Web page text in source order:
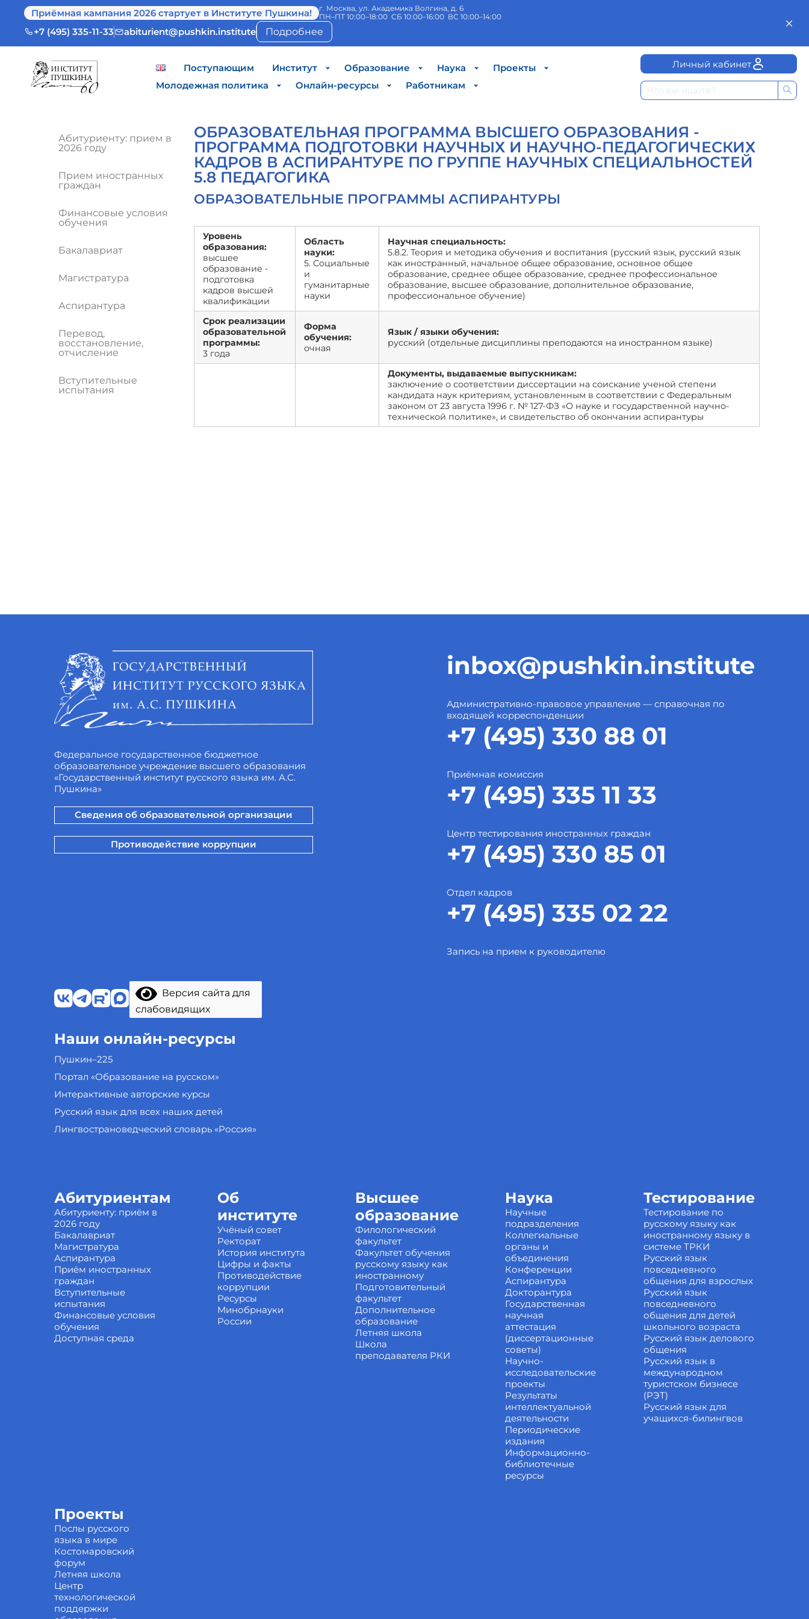
Приёмная кампания 2026 стартует в Институте Пушкина!
г. Москва, ул. Академика Волгина, д. 6
ПН–ПТ 10:00–18:00 СБ 10:00–16:00 ВС 10:00–14:00
+7 (495) 335-11-33 abiturient@pushkin.institute Подробнее
Поступающим Институт Образование Наука
Проекты
Молодежная политика
Онлайн-ресурсы Работникам
Личный кабинет
Абитуриенту: прием в
2026 году
Прием иностранных
граждан
Финансовые условия
обучения
Бакалавриат
Магистратура
Аспирантура
Перевод,
восстановление,
отчисление
Вступительные
испытания
ОБРАЗОВАТЕЛЬНАЯ ПРОГРАММА ВЫСШЕГО ОБРАЗОВАНИЯ -
ПРОГРАММА ПОДГОТОВКИ НАУЧНЫХ И НАУЧНО-ПЕДАГОГИЧЕСКИХ
КАДРОВ В АСПИРАНТУРЕ ПО ГРУППЕ НАУЧНЫХ СПЕЦИАЛЬНОСТЕЙ
5.8 ПЕДАГОГИКА
ОБРАЗОВАТЕЛЬНЫЕ ПРОГРАММЫ АСПИРАНТУРЫ
Уровень
образования:
высшее
образование -
подготовка
кадров высшей
квалификации
Область
науки:
5. Социальные
и
гуманитарные
науки
Научная специальность:
5.8.2. Теория и методика обучения и воспитания (русский язык, русский язык
как иностранный, начальное общее образование, основное общее
образование, среднее общее образование, среднее профессиональное
образование, высшее образование, дополнительное образование,
профессиональное обучение)
Срок реализации
образовательной
программы:
3 года
Форма
обучения:
очная
Язык / языки обучения:
русский (отдельные дисциплины преподаются на иностранном языке)
Документы, выдаваемые выпускникам:
заключение о соответствии диссертации на соискание ученой степени
кандидата наук критериям, установленным в соответствии с Федеральным
законом от 23 августа 1996 г. № 127-ФЗ «О науке и государственной научно-
технической политике», и свидетельство об окончании аспирантуры
Федеральное государственное бюджетное
образовательное учреждение высшего образования
«Государственный институт русского языка им. А.С.
Пушкина»
Сведения об образовательной организации
Противодействие коррупции
inbox@pushkin.institute
Административно-правовое управление — справочная по
входящей корреспонденции
+7 (495) 330 88 01
Приёмная комиссия
+7 (495) 335 11 33
Центр тестирования иностранных граждан
+7 (495) 330 85 01
Отдел кадров
+7 (495) 335 02 22
Запись на прием к руководителю
Версия сайта для
слабовидящих
Наши онлайн-ресурсы
Пушкин–225
Портал «Образование на русском»
Интерактивные авторские курсы
Русский язык для всех наших детей
Лингвострановедческий словарь «Россия»
Абитуриентам
Абитуриенту: приём в
2026 году
Бакалавриат
Магистратура
Аспирантура
Приём иностранных
граждан
Вступительные
испытания
Финансовые условия
обучения
Доступная среда
Об
институте
Учёный совет
Ректорат
История института
Цифры и факты
Противодействие
коррупции
Ресурсы
Минобрнауки
России
Высшее
образование
Филологический
факультет
Факультет обучения
русскому языку как
иностранному
Подготовительный
факультет
Дополнительное
образование
Летняя школа
Школа
преподавателя РКИ
Наука
Научные
подразделения
Коллегиальные
органы и
объединения
Конференции
Аспирантура
Докторантура
Государственная
научная
аттестация
(диссертационные
советы)
Научно-
исследовательские
проекты
Результаты
интеллектуальной
деятельности
Периодические
издания
Информационно-
библиотечные
ресурсы
Тестирование
Тестирование по
русскому языку как
иностранному языку в
системе ТРКИ
Русский язык
повседневного
общения для взрослых
Русский язык
повседневного
общения для детей
школьного возраста
Русский язык делового
общения
Русский язык в
международном
туристском бизнесе
(РЭТ)
Русский язык для
учащихся-билингвов
Проекты
Послы русского
языка в мире
Костомаровский
форум
Летняя школа
Центр
технологической
поддержки